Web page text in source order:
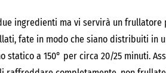
ingredienti ma vi servirà un frullatore
fate in modo che siano distribuiti in
statico a 150° per circa 20/25 minuti.